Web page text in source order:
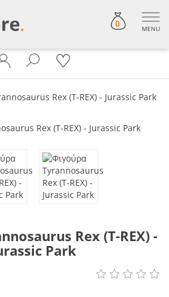
0 MENU
Rex (T-REX) - Jurassic Park
Rex (T-REX) -
Park